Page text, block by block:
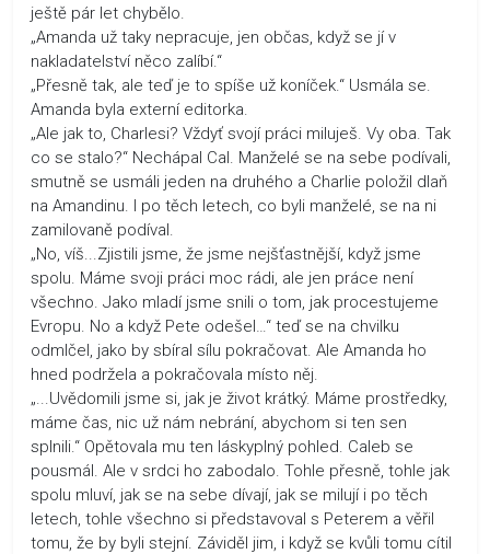
ještě pár let chybělo.
„Amanda už taky nepracuje, jen občas, když se jí v
nakladatelství něco zalíbí.“
„Přesně tak, ale teď je to spíše už koníček.“ Usmála se.
Amanda byla externí editorka.
„Ale jak to, Charlesi? Vždyť svojí práci miluješ. Vy oba. Tak
co se stalo?“ Nechápal Cal. Manželé se na sebe podívali,
smutně se usmáli jeden na druhého a Charlie položil dlaň
na Amandinu. I po těch letech, co byli manželé, se na ni
zamilovaně podíval.
„No, víš...Zjistili jsme, že jsme nejšťastnější, když jsme
spolu. Máme svoji práci moc rádi, ale jen práce není
všechno. Jako mladí jsme snili o tom, jak procestujeme
Evropu. No a když Pete odešel…“ teď se na chvilku
odmlčel, jako by sbíral sílu pokračovat. Ale Amanda ho
hned podržela a pokračovala místo něj.
„...Uvědomili jsme si, jak je život krátký. Máme prostředky,
máme čas, nic už nám nebrání, abychom si ten sen
splnili.“ Opětovala mu ten láskyplný pohled. Caleb se
pousmál. Ale v srdci ho zabodalo. Tohle přesně, tohle jak
spolu mluví, jak se na sebe dívají, jak se milují i po těch
letech, tohle všechno si představoval s Peterem a věřil
tomu, že by byli stejní. Záviděl jim, i když se kvůli tomu cítil